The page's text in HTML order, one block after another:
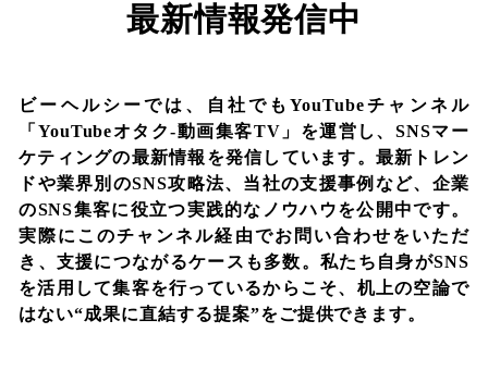
最新情報発信中
ビーヘルシーでは、自社でもYouTubeチャンネル
「YouTubeオタク-動画集客TV」を運営し、SNSマー
ケティングの最新情報を発信しています。最新トレン
ドや業界別のSNS攻略法、当社の支援事例など、企業
のSNS集客に役立つ実践的なノウハウを公開中です。
実際にこのチャンネル経由でお問い合わせをいただ
き、支援につながるケースも多数。私たち自身がSNS
を活用して集客を行っているからこそ、机上の空論で
はない“成果に直結する提案”をご提供できます。